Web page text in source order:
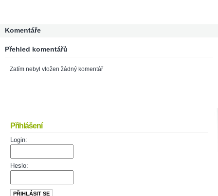
Komentáře
Přehled komentářů
Zatím nebyl vložen žádný komentář
Přihlášení
Login:
Heslo: